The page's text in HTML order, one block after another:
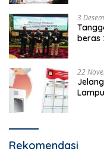
3
beras
22
Rekomendasi